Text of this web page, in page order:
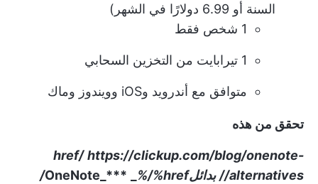
السنة أو 6.99 دولارًا في الشهر)
1 شخص فقط
1 تيرابايت من التخزين السحابي
متوافق مع أندرويد وiOS وويندوز وماك
تحقق من هذه
href/ https://clickup.com/blog/onenote-
alternatives//
بدائل OneNote_*** %/%href/